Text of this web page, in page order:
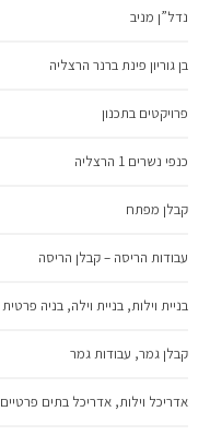
נדל”ן מניב
בן גוריון פינת ברנר הרצליה
פרויקטים בתכנון
כנפי נשרים 1 הרצליה
קבלן מפתח
עבודות הריסה – קבלן הריסה
בניית וילות, בניית וילה, בניה פרטית
קבלן גמר, עבודות גמר
אדריכל וילות, אדריכל בתים פרטיים